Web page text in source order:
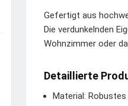
Gefertigt aus
Die verdunkelnden
Wohnzimmer oder
Detaillierte
Material: